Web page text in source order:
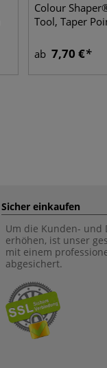
Colour
Tool, Taper
ab 7,70 €
Sicher einkaufen
Um die Kunden- und
erhöhen, ist unser
mit einem
abgesichert.